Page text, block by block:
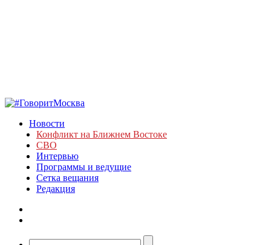
Новости
Конфликт на Ближнем Востоке
СВО
Интервью
Программы и ведущие
Сетка вещания
Редакция